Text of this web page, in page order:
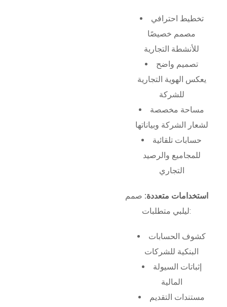
تخطيط احترافي
مصمم خصيصًا
للأنشطة التجارية
تصميم واضح
يعكس الهوية التجارية
للشركة
مساحة مخصصة
لشعار الشركة وبياناتها
حسابات تلقائية
للمجاميع والرصيد
التجاري
استخدامات متعددة: صمم
ليلبي متطلبات:
كشوف الحسابات
البنكية للشركات
إثباتات السيولة
المالية
مستندات التقديم